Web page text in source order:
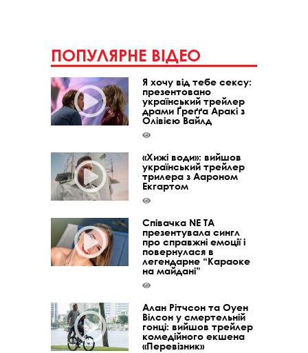
ПОПУЛЯРНЕ ВІДЕО
Я хочу від тебе сексу:
презентовано
український трейлер
драми Ґреґґа Аракі з
Олівією Вайлд
«Хижі води»: вийшов
український трейлер
трилера з Аароном
Екгартом
Співачка NE TA
презентувала сингл
про справжні емоції і
повернулася в
легендарне “Караоке
на майдані”
Алан Рітчсон та Оуен
Вілсон у смертельній
гонці: вийшов трейлер
комедійного екшена
«Перевізник»